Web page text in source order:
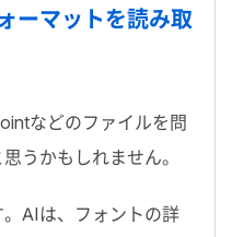
ーマットを読み取
などのファイルを問
うかもしれません。
AI は、フォントの詳